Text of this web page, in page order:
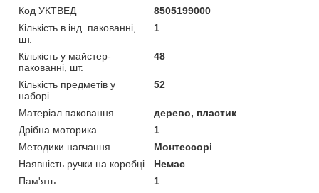
Код УКТВЕД
8505199000
Кількість в інд. пакованні,
шт.
1
Кількість у майстер-
пакованні, шт.
48
Кількість предметів у
наборі
52
Матеріал паковання
дерево, пластик
Дрібна моторика
1
Методики навчання
Монтессорі
Наявність ручки на коробці
Немає
Пам'ять
1